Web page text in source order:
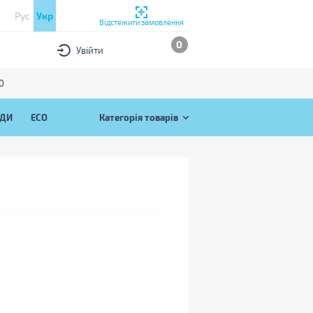
Рус Укр
Відстежити замовлення
Увійти 0
ECO Категорія товарів